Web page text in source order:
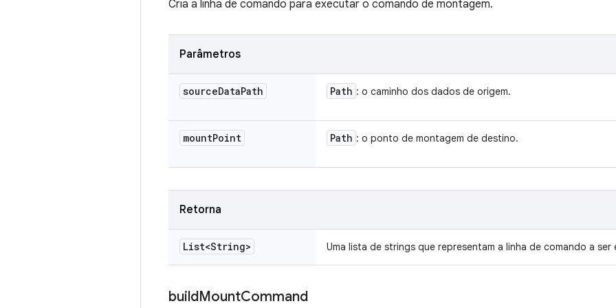
Cria a linha de comando para executar o comando de montagem.
Parâmetros
sourceDataPath Path : o caminho dos dados de origem.
mountPoint Path : o ponto de montagem de destino.
Retorna
List<String> Uma lista de strings que representam a linha de comando a ser
buildMountCommand